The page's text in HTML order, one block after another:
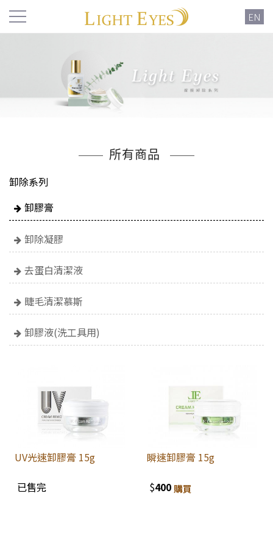
EN
所有商品
卸除系列
卸膠膏
卸除凝膠
去蛋白清潔液
睫毛清潔慕斯
卸膠液(洗工具用)
UV光速卸膠膏 15g
已售完
瞬速卸膠膏 15g
$400 購買